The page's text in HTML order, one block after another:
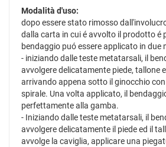
Modalità d'uso:
dopo essere stato rimosso
dalla carta in cui é avvolto il prodotto é
bendaggio puó essere applicato in due
- iniziando dalle teste metatarsali, il
avvolgere delicatamente piede, tallone
arrivando appena sotto il ginocchio
spirale. Una volta applicato, il
perfettamente alla gamba.
- Iniziando dalle teste metatarsali, il
avvolgere delicatamente il piede ed il
avvolge la caviglia, applicare una